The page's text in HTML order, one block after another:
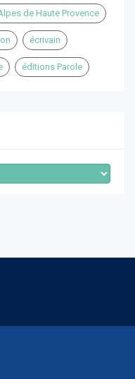
de Haute Provence
écrivain
éditions Parole